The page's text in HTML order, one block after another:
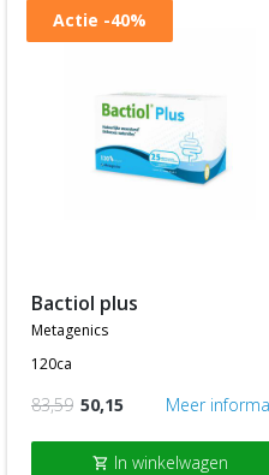
Actie -40%
bactiol plus
metagenics
120ca
83,59 50,15 Meer
shopping_cart In winkelwagen